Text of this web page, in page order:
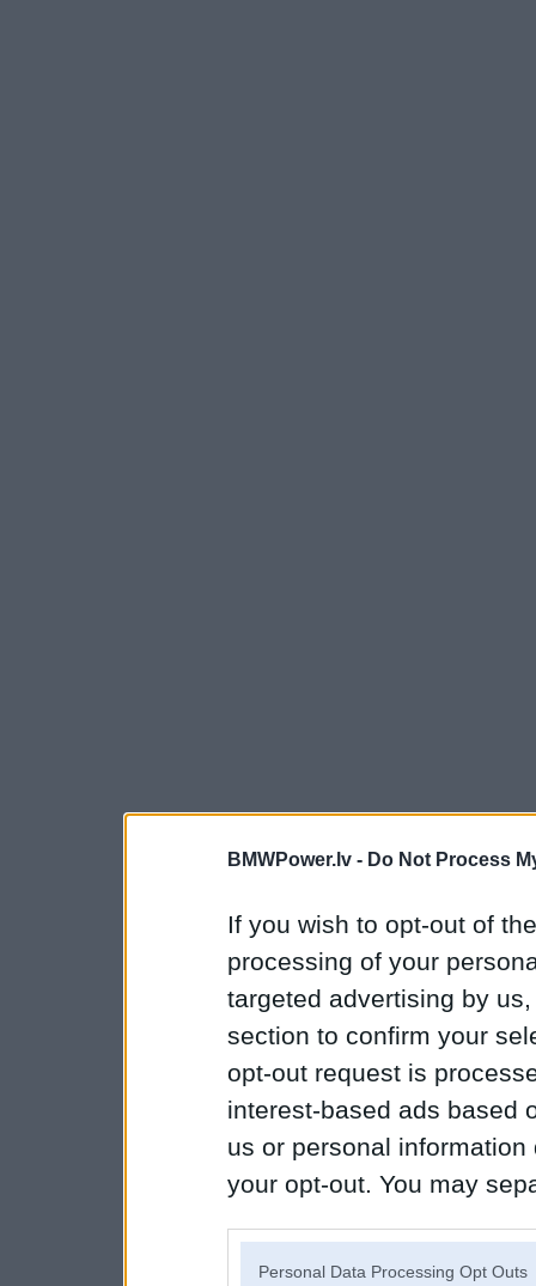
BMWPower.lv - Do Not Process
If you wish to opt-out of
processing of your
targeted advertising by
section to confirm your
opt-out request is
interest-based ads based
us or personal
your opt-out. You may
Personal Data Processing Opt Outs